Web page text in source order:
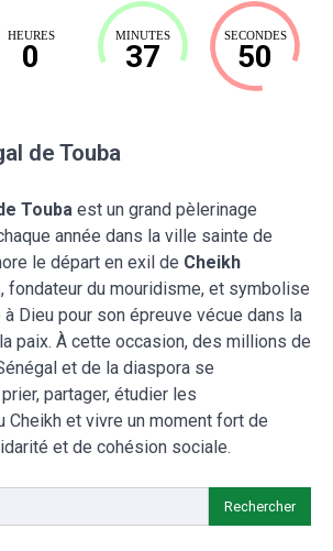
HEURES
0
MINUTES
37
SECONDES
49
de Touba
Touba est un grand pèlerinage
année dans la ville sainte de
le départ en exil de Cheikh
, fondateur du mouridisme, et symbolise
à Dieu pour son épreuve vécue dans la
paix. À cette occasion, des millions de
et de la diaspora se
partager, étudier les
Cheikh et vivre un moment fort de
et de cohésion sociale.